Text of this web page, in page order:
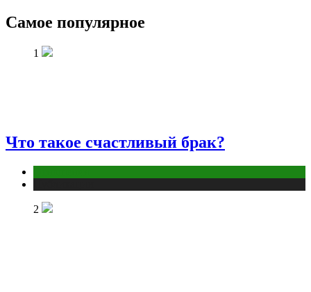
Самое популярное
1
Что такое счастливый брак?
2